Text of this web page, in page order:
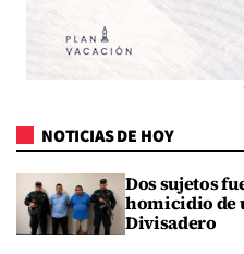
NOTICIAS DE HOY
Dos sujetos
homicidio de
Divisadero